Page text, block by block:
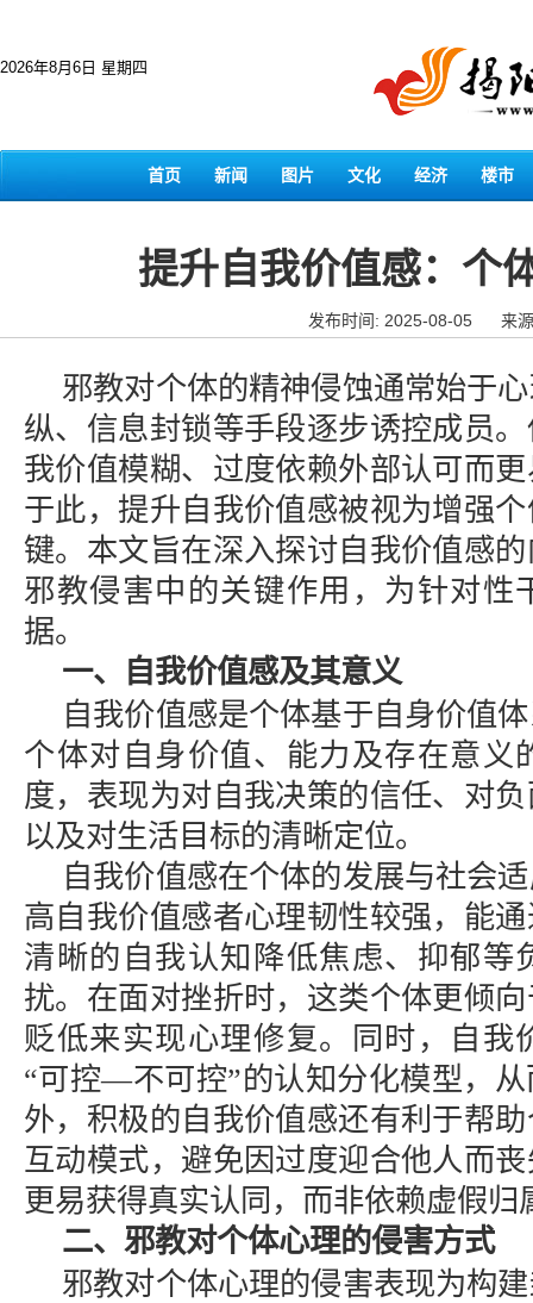
2026年8月6日 星期四
首页 新闻 图片 文化 经济 楼市
提升自我价值感：个
发布时间: 2025-08-05 来
邪教对个体的精神侵蚀通常始于
纵、信息封锁等手段逐步诱控成员
我价值模糊、过度依赖外部认可而
于此，提升自我价值感被视为增强
键。本文旨在深入探讨自我价值感
邪教侵害中的关键作用，为针对性
据。
一、自我价值感及其意义
自我价值感是个体基于自身价值
个体对自身价值、能力及存在意义
度，表现为对自我决策的信任、对
以及对生活目标的清晰定位。
自我价值感在个体的发展与社会
高自我价值感者心理韧性较强，能
清晰的自我认知降低焦虑、抑郁等
扰。在面对挫折时，这类个体更倾
贬低来实现心理修复。同时，自我
“可控—不可控”的认知分化模型，
外，积极的自我价值感还有利于帮
互动模式，避免因过度迎合他人而
更易获得真实认同，而非依赖虚假归
二、邪教对个体心理的侵害方式
邪教对个体心理的侵害表现为构